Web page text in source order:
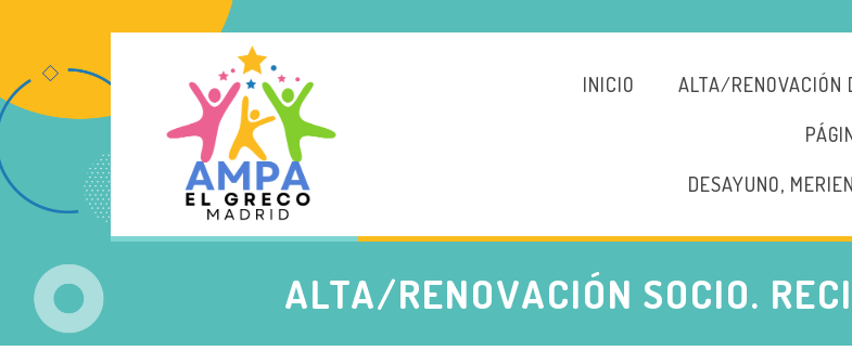
INICIO ALTA/RENOVACIÓN
DESAYUNO,
ALTA/RENOVACIÓN SOCIO.